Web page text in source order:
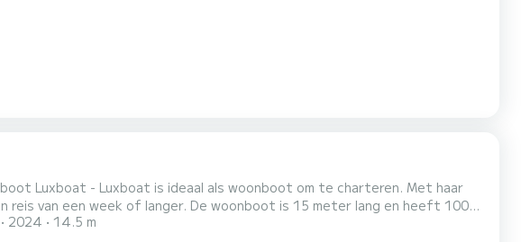
Luxboat - Luxboat is ideaal als woonboot om te charteren. Met haar
De woonboot is 15 meter lang en heeft 100
uw comfort heeft woonboot Luxboot -
2024 14.5 m